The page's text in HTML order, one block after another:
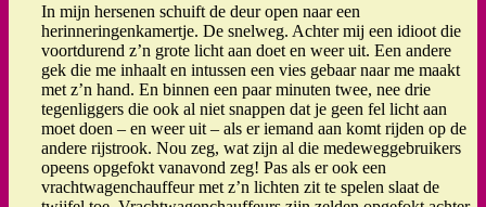
In mijn hersenen schuift de deur open naar een
herinneringenkamertje. De snelweg. Achter mij een idioot die
voortdurend z’n grote licht aan doet en weer uit. Een andere
gek die me inhaalt en intussen een vies gebaar naar me maakt
met z’n hand. En binnen een paar minuten twee, nee drie
tegenliggers die ook al niet snappen dat je geen fel licht aan
moet doen – en weer uit – als er iemand aan komt rijden op de
andere rijstrook. Nou zeg, wat zijn al die medeweggebruikers
opeens opgefokt vanavond zeg! Pas als er ook een
vrachtwagenchauffeur met z’n lichten zit te spelen slaat de